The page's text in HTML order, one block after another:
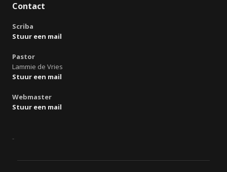
Contact
Scriba
Stuur een mail
Pastor
Lammie de Vries
Stuur een mail
Webmaster
Stuur een mail